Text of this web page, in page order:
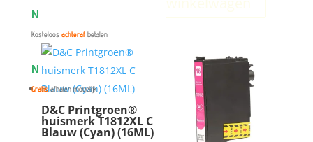
N
Kosteloos achteraf betalen
N
Gratis afhalen mogelijk
D&C Printgroen®
huismerk T1812XL C
Blauw (Cyan) (16ML)